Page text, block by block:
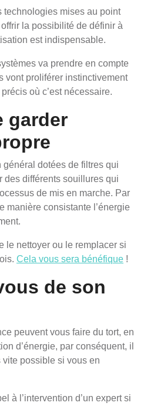
technologies mises au point
la possibilité de définir à
est indispensable.
va prendre en compte
vont proliférer instinctivement
où c’est nécessaire.
garder
dotées de filtres qui
des différents souillures qui
de mis en marche. Par
manière consistante l’énergie
le nettoyer ou le remplacer si
Cela vous sera bénéfique !
de son
peuvent vous faire du tort, en
d’énergie, par conséquent, il
possible si vous en
à l’intervention d’un expert si